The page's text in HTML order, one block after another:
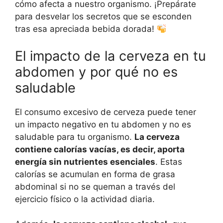
cómo afecta a nuestro organismo. ¡Prepárate
para desvelar los secretos que se esconden
tras esa apreciada bebida dorada!
El impacto de la cerveza en tu
abdomen y por qué no es
saludable
El consumo excesivo de cerveza puede tener
un impacto negativo en tu abdomen y no es
saludable para tu organismo. La cerveza
contiene calorías vacías, es decir, aporta
energía sin nutrientes esenciales. Estas
calorías se acumulan en forma de grasa
abdominal si no se queman a través del
ejercicio físico o la actividad diaria.